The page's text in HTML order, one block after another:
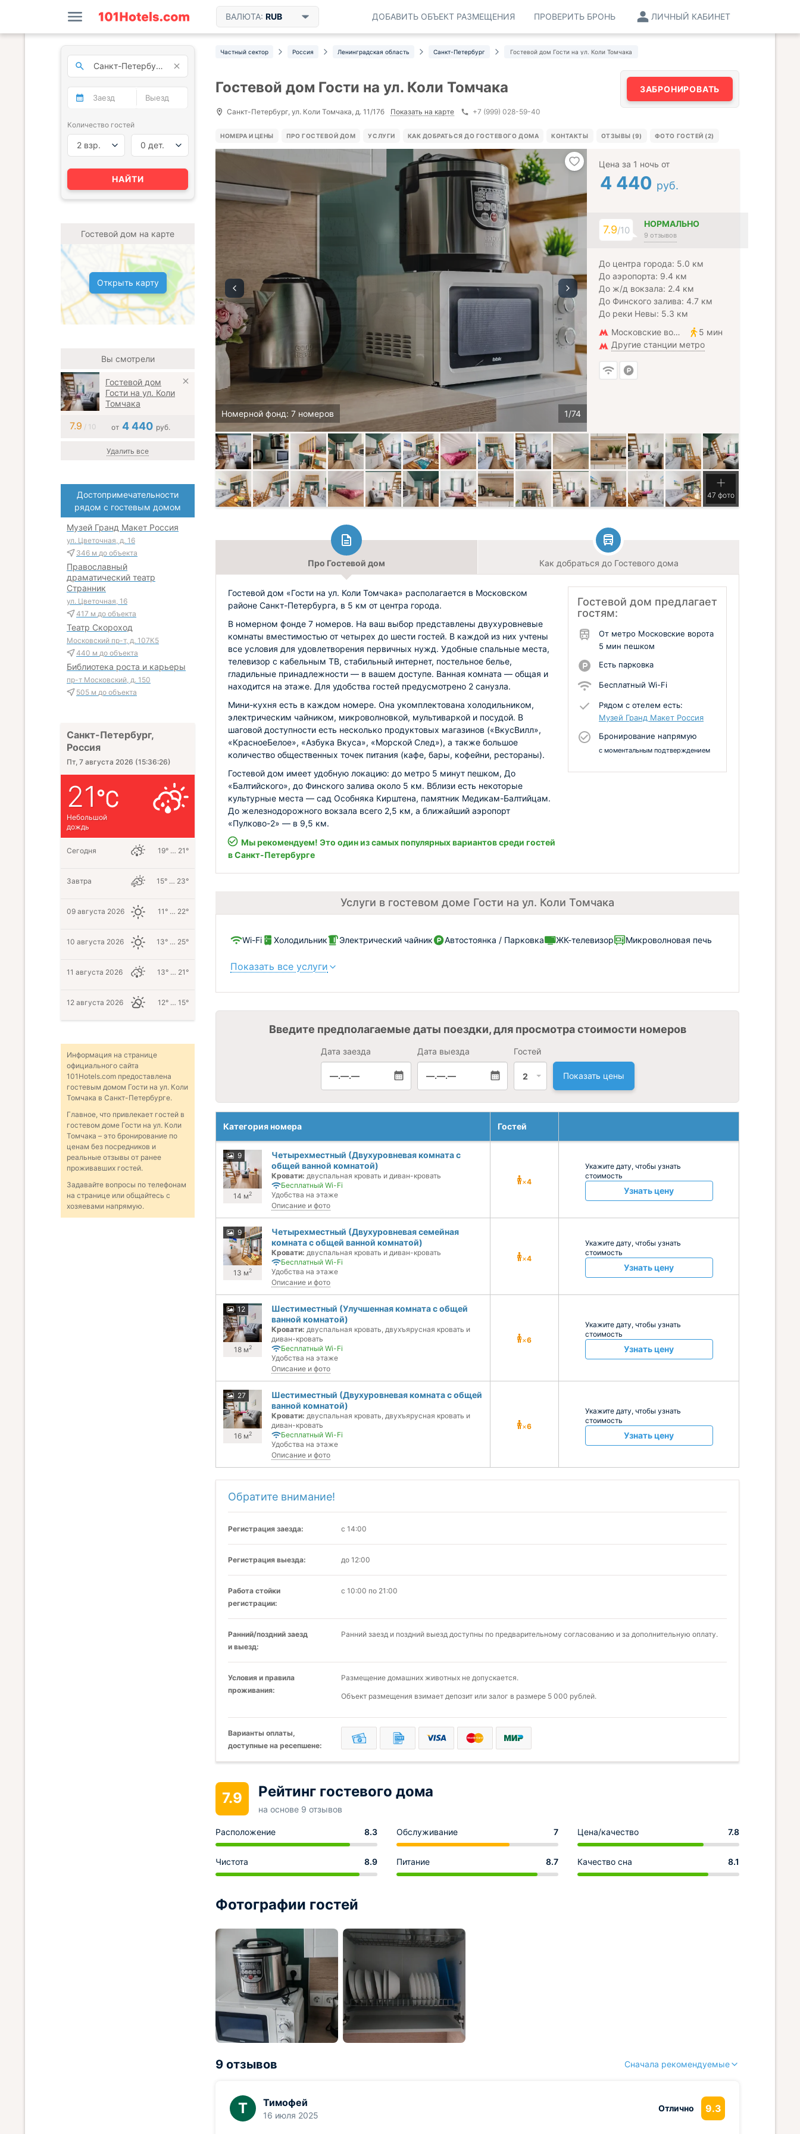
ВАЛЮТА: RUB ЛИЧНЫЙ КАБИНЕТ
ПРОВЕРИТЬ БРОНЬ
ДОБАВИТЬ ОБЪЕКТ РАЗМЕЩЕНИЯ
Частный сектор Россия Ленинградская область Санкт-Петербург Гостевой дом Гости на ул. Коли Томчака
Гостевой дом Гости на ул. Коли Томчака
Санкт-Петербург, ул. Коли Томчака, д. 11/17б Показать на карте +7 (999) 028-59-40
ЗАБРОНИРОВАТЬ
НОМЕРА И ЦЕНЫ ПРО ГОСТЕВОЙ ДОМ УСЛУГИ КАК ДОБРАТЬСЯ ДО ГОСТЕВОГО ДОМА КОНТАКТЫ ОТЗЫВЫ (9) ФОТО ГОСТЕЙ (2)
Номерной фонд: 7 номеров
Цена за 1 ночь от
4 440 руб.
7.9/10
НОРМАЛЬНО
9 отзывов
До центра города: 5.0 км
До аэропорта: 9.4 км
До ж/д вокзала: 2.4 км
До Финского залива: 4.7 км
До реки Невы: 5.3 км
Московские ворота
5 мин
Другие станции метро
47 фото
Про Гостевой дом Как добраться до Гостевого дома
Гостевой дом предлагает
гостям:
От метро Московские ворота
5 мин пешком
Есть парковка
Бесплатный Wi-Fi
Рядом с отелем есть:
Музей Гранд Макет Россия
Бронирование напрямую
с моментальным подтверждением
Гостевой дом «Гости на ул. Коли Томчака» располагается в Московском
районе Санкт-Петербурга, в 5 км от центра города.
В номерном фонде 7 номеров. На ваш выбор представлены двухуровневые
комнаты вместимостью от четырех до шести гостей. В каждой из них учтены
все условия для удовлетворения первичных нужд. Удобные спальные места,
телевизор с кабельным ТВ, стабильный интернет, постельное белье,
гладильные принадлежности — в вашем доступе. Ванная комната — общая и
находится на этаже. Для удобства гостей предусмотрено 2 санузла.
Мини-кухня есть в каждом номере. Она укомплектована холодильником,
электрическим чайником, микроволновкой, мультиваркой и посудой. В
шаговой доступности есть несколько продуктовых магазинов («ВкусВилл»,
«КрасноеБелое», «Азбука Вкуса», «Морской След»), а также большое
количество общественных точек питания (кафе, бары, кофейни, рестораны).
Гостевой дом имеет удобную локацию: до метро 5 минут пешком, До
«Балтийского», до Финского залива около 5 км. Вблизи есть некоторые
культурные места — сад Особняка Кирштена, памятник Медикам-Балтийцам.
До железнодорожного вокзала всего 2,5 км, а ближайший аэропорт
«Пулково-2» — в 9,5 км.
Мы рекомендуем! Это один из самых популярных вариантов среди гостей
в Санкт-Петербурге
Услуги в гостевом доме Гости на ул. Коли Томчака
Wi-Fi Холодильник Электрический чайник Автостоянка / Парковка ЖК-телевизор Микроволновая печь
Показать все услуги
Введите предполагаемые даты поездки, для просмотра стоимости номеров
Дата заезда
—.—.—
Дата выезда
—.—.—
Гостей
2 Показать цены
Категория номера Гостей
9
14 м2
Четырехместный (Двухуровневая комната с
общей ванной комнатой)
Кровати: двуспальная кровать и диван-кровать
Бесплатный Wi-Fi
Удобства на этаже
Описание и фото
×4
Укажите дату, чтобы узнать
стоимость
Узнать цену
9
13 м2
Четырехместный (Двухуровневая семейная
комната с общей ванной комнатой)
Кровати: двуспальная кровать и диван-кровать
Бесплатный Wi-Fi
Удобства на этаже
Описание и фото
×4
Укажите дату, чтобы узнать
стоимость
Узнать цену
12
18 м2
Шестиместный (Улучшенная комната с общей
ванной комнатой)
Кровати: двуспальная кровать, двухъярусная кровать и
диван-кровать
Бесплатный Wi-Fi
Удобства на этаже
Описание и фото
×6
Укажите дату, чтобы узнать
стоимость
Узнать цену
27
16 м2
Шестиместный (Двухуровневая комната с общей
ванной комнатой)
Кровати: двуспальная кровать, двухъярусная кровать и
диван-кровать
Бесплатный Wi-Fi
Удобства на этаже
Описание и фото
×6
Укажите дату, чтобы узнать
стоимость
Узнать цену
Обратите внимание!
Регистрация заезда: с 14:00
Регистрация выезда: до 12:00
Работа стойки
регистрации:
с 10:00 по 21:00
Ранний/поздний заезд
и выезд:
Ранний заезд и поздний выезд доступны по предварительному согласованию и за дополнительную оплату.
Условия и правила
проживания:
Размещение домашних животных не допускается.
Объект размещения взимает депозит или залог в размере 5 000 рублей.
Варианты оплаты,
доступные на ресепшене:
7.9 Рейтинг гостевого дома
на основе 9 отзывов
Расположение 8.3 Обслуживание 7 Цена/качество 7.8
Чистота 8.9 Питание 8.7 Качество сна 8.1
Фотографии гостей
9 отзывов Сначала рекомендуемые
Т Тимофей
16 июля 2025
Отлично 9.3
Количество гостей
2 взр. 0 дет.
НАЙТИ
Гостевой дом на карте
Открыть карту
Вы смотрели
Гостевой дом
Гости на ул. Коли
Томчака
7.9 / 10 от 4 440 руб.
Удалить все
Достопримечательности
рядом с гостевым домом
Музей Гранд Макет Россия
ул. Цветочная, д. 16
346 м до объекта
Православный
драматический театр
Странник
ул. Цветочная, 16
417 м до объекта
Театр Скороход
Московский пр-т, д. 107К5
440 м до объекта
Библиотека роста и карьеры
пр-т Московский, д. 150
505 м до объекта
Санкт-Петербург,
Россия
Пт, 7 августа 2026 (15:36:27)
21
Небольшой
дождь
Сегодня 19° … 21°
Завтра 15° … 23°
09 августа 2026 11° … 22°
10 августа 2026 13° … 25°
11 августа 2026 13° … 21°
12 августа 2026 12° … 15°
Информация на странице
официального сайта
101Hotels.com предоставлена
гостевым домом Гости на ул. Коли
Томчака в Санкт-Петербурге.
Главное, что привлекает гостей в
гостевом доме Гости на ул. Коли
Томчака – это бронирование по
ценам без посредников и
реальные отзывы от ранее
проживавших гостей.
Задавайте вопросы по телефонам
на странице или общайтесь с
хозяевами напрямую.